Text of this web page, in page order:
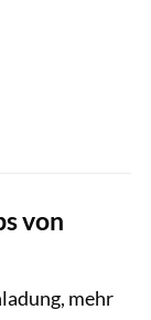
von
mehr